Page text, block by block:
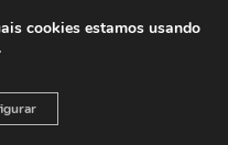
cookies estamos usando